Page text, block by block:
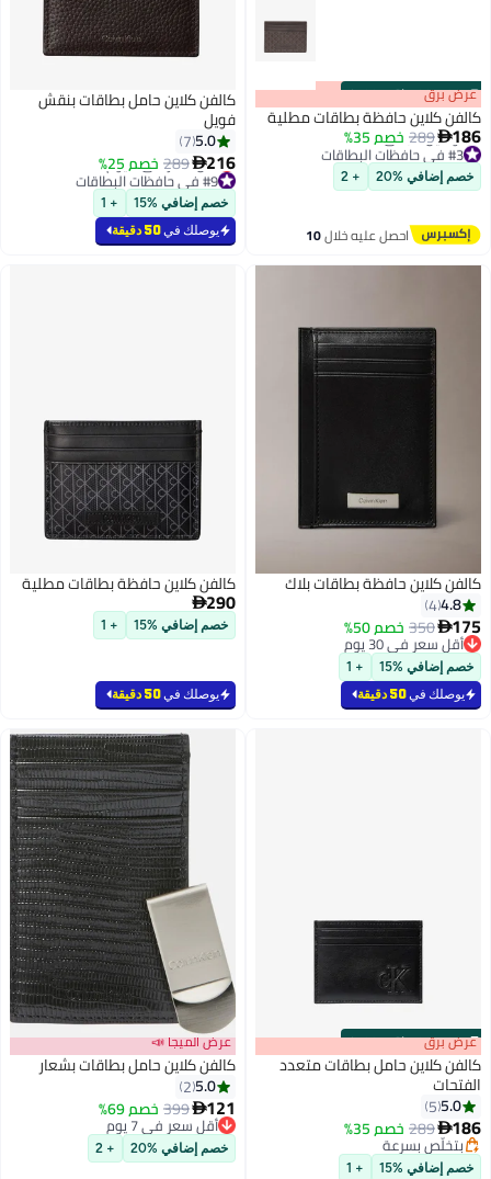
00m:00s
·باقي 100% عرض برق
كالفن كلاين حافظة بطاقات مطلية
186
289خصم 35%
#3 في حافظات البطاقات
توصيل مجاني
#3 في حافظات البطاقات
خصم إضافي %20 + 2
احصل عليه خلال10
2
كالفن كلاين حامل بطاقات بنقش
فويل
5.0
7
216
289خصم 25%
#9 في حافظات البطاقات
أقل سعر في 7 يوم
#9 في حافظات البطاقات
خصم إضافي %15 + 1
يوصلك في 50 دقيقة
كالفن كلاين حافظة بطاقات بلاك
4.8
4
175
350خصم 50%
أقل سعر في 30 يوم
أقل سعر في 30 يوم
خصم إضافي %15 + 1
يوصلك في 50 دقيقة
كالفن كلاين حافظة بطاقات مطلية
290
خصم إضافي %15 + 1
يوصلك في 50 دقيقة
00m:00s
·باقي 100% عرض برق
كالفن كلاين حامل بطاقات متعدد
الفتحات
5.0
5
186
289خصم 35%
بتخلّص بسرعة
بتخلّص بسرعة
خصم إضافي %15 + 1
عرض الميجا 📣
كالفن كلاين حامل بطاقات بشعار
5.0
2
121
399خصم 69%
أقل سعر في 7 يوم
أقل سعر في 7 يوم
خصم إضافي %20 + 2